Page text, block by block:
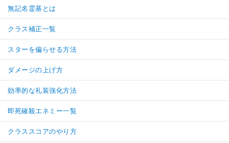
無記名霊基とは
クラス補正一覧
スターを偏らせる方法
ダメージの上げ方
効率的な礼装強化方法
即死確殺エネミー一覧
クラススコアのやり方